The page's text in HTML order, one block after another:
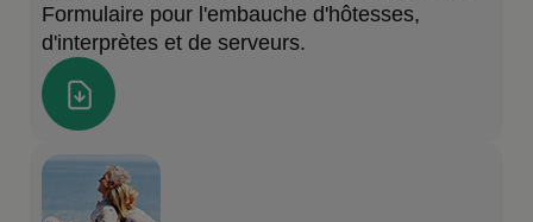
Formulaire pour l'embauche d'hôtesses,
d'interprètes et de serveurs.